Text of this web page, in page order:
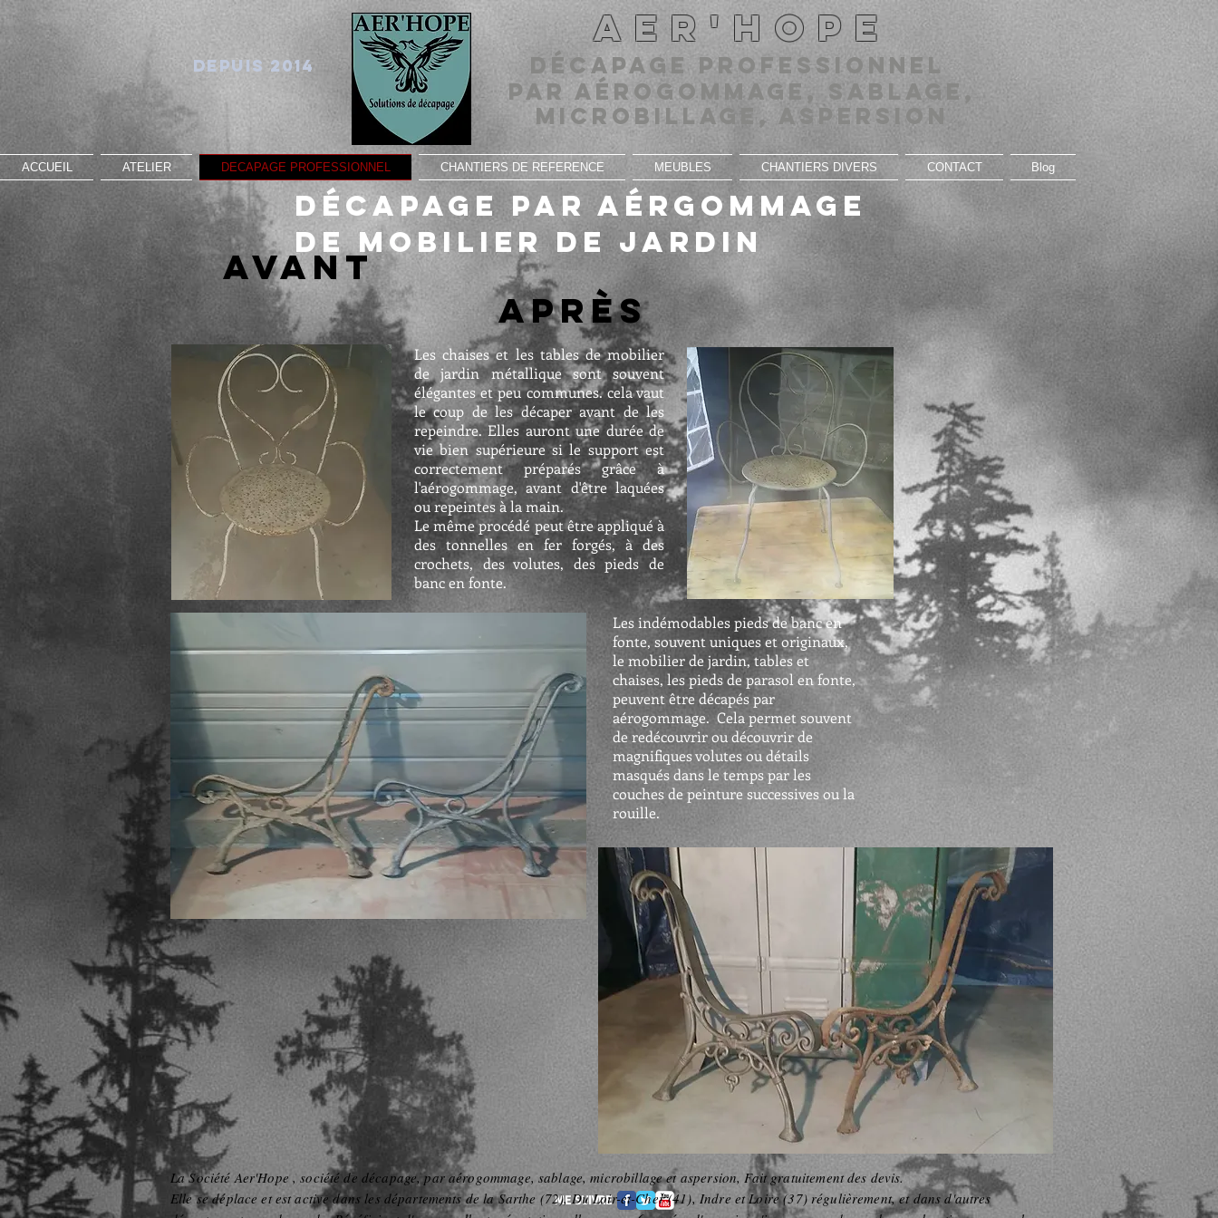
AER'HOPE
Décapage professionnel
par aérogommage, sablage,
microbillage, aspersion
depuis 2014
ACCUEIL ATELIER DECAPAGE PROFESSIONNEL CHANTIERS DE REFERENCE MEUBLES CHANTIERS DIVERS CONTACT Blog
Avant
Après
Décapage par aérgommage
de mobilier de jardin
Les chaises et les tables de mobilier
de jardin métallique sont souvent
élégantes et peu communes. cela vaut
le coup de les décaper avant de les
repeindre. Elles auront une durée de
vie bien supérieure si le support est
correctement préparés grâce à
l'aérogommage, avant d'être laquées
ou repeintes à la main.
Le même procédé peut être appliqué à
des tonnelles en fer forgés, à des
crochets, des volutes, des pieds de
banc en fonte.
Les indémodables pieds de banc en
fonte, souvent uniques et originaux,
le mobilier de jardin, tables et
chaises, les pieds de parasol en fonte,
peuvent être décapés par
aérogommage. Cela permet souvent
de redécouvrir ou découvrir de
magnifiques volutes ou détails
masqués dans le temps par les
couches de peinture successives ou la
rouille.
ME SUIVRE
La Société Aer'Hope , société de décapage, par aérogommage, sablage, microbillage et aspersion, Fait gratuitement des devis.
Elle se déplace et est active dans les départements de la Sarthe (72), Du Loir-et-Cher (41), Indre et Loire (37) régulièrement, et dans d'autres